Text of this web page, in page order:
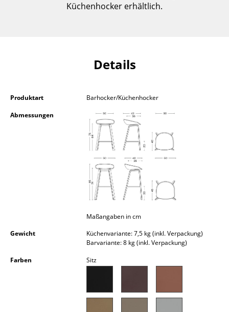
Kleinaufbewahrung
Einzelteile
... alle Aufbewahrungsmöbel
Hängeleuchten & Deckenleuchten
Schreibtischleuchten
Stehleuchten & Leseleuchten
Bodenleuchten
Küchenhocker erhältlich.
Details
Produktart
Barhocker/Küchenhocker
Abmessungen
Maßangaben in cm
Gewicht
Küchenvariante: 7,5 kg (inkl. Verpackung)
Barvariante: 8 kg (inkl. Verpackung)
Farben
Sitz